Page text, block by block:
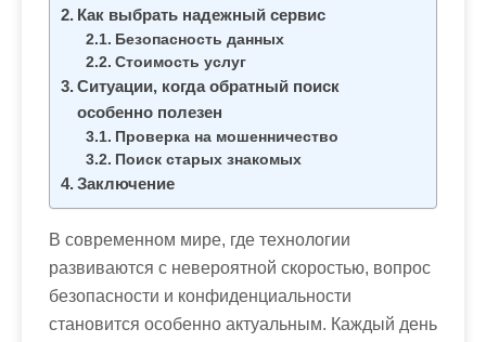
Как выбрать надежный сервис
Безопасность данных
Стоимость услуг
Ситуации, когда обратный поиск
особенно полезен
Проверка на мошенничество
Поиск старых знакомых
Заключение
В современном мире, где технологии
развиваются с невероятной скоростью, вопрос
безопасности и конфиденциальности
становится особенно актуальным. Каждый день